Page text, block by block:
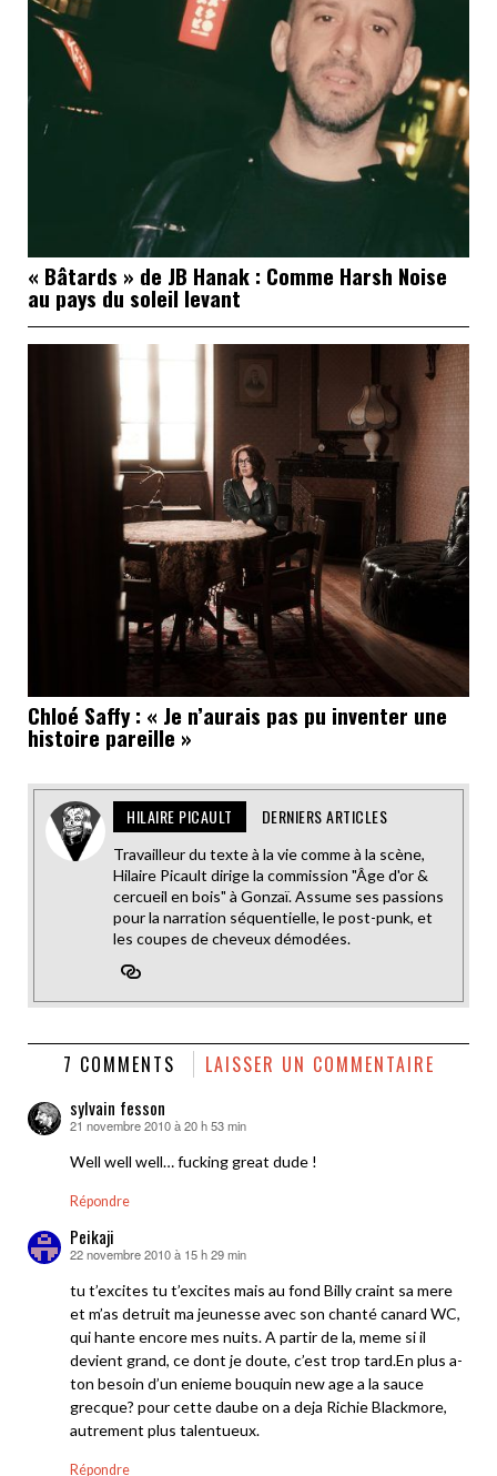
« Bâtards » de JB Hanak : Comme Harsh Noise
au pays du soleil levant
Chloé Saffy : « Je n’aurais pas pu inventer une
histoire pareille »
HILAIRE PICAULT DERNIERS ARTICLES
Travailleur du texte à la vie comme à la scène,
Hilaire Picault dirige la commission "Âge d'or &
cercueil en bois" à Gonzaï. Assume ses passions
pour la narration séquentielle, le post-punk, et
les coupes de cheveux démodées.
7 COMMENTS LAISSER UN COMMENTAIRE
sylvain fesson
dit :
21 novembre 2010 à 20 h 53 min
Well well well… fucking great dude !
Répondre
Peikaji
dit :
22 novembre 2010 à 15 h 29 min
tu t’excites tu t’excites mais au fond Billy craint sa mere
et m’as detruit ma jeunesse avec son chanté canard WC,
qui hante encore mes nuits. A partir de la, meme si il
devient grand, ce dont je doute, c’est trop tard.En plus a-
ton besoin d’un enieme bouquin new age a la sauce
grecque? pour cette daube on a deja Richie Blackmore,
autrement plus talentueux.
Répondre